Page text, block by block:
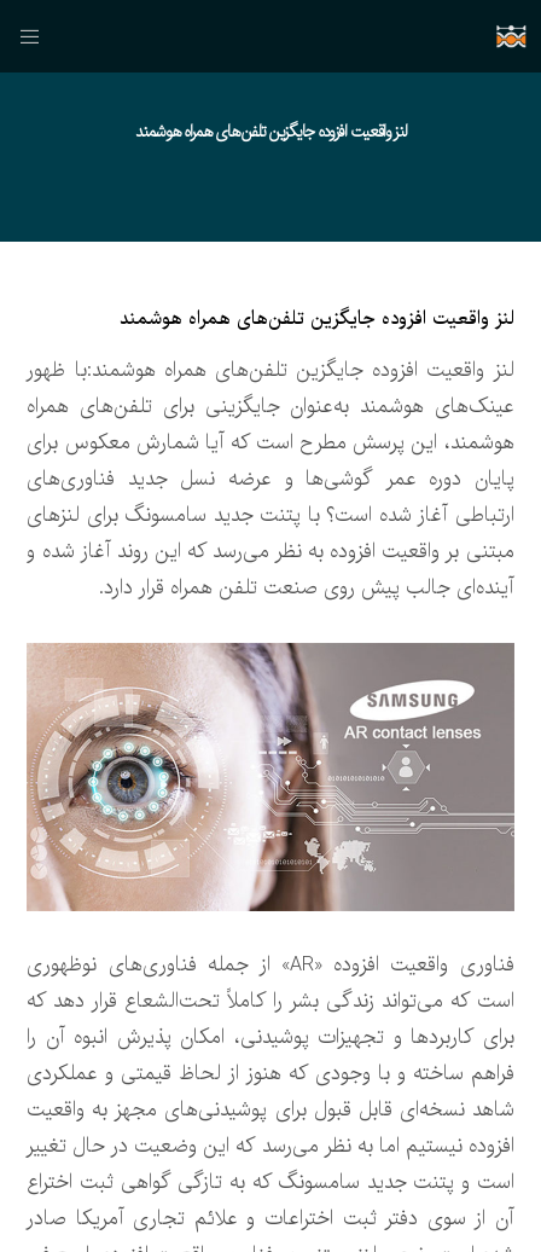
لنز واقعیت افزوده جایگزین تلفن‌های همراه هوشمند
لنز واقعیت افزوده جایگزین تلفن‌های همراه هوشمند
لنز واقعیت افزوده جایگزین تلفن‌های همراه هوشمند:با ظهور
عینک‌های هوشمند به‌عنوان جایگزینی برای تلفن‌های همراه
هوشمند، این پرسش مطرح است که آیا شمارش معکوس برای
پایان دوره عمر گوشی‌ها و عرضه نسل جدید فناوری‌های
ارتباطی آغاز شده است؟ با پتنت جدید سامسونگ برای لنزهای
مبتنی بر واقعیت افزوده به نظر می‌رسد که این روند آغاز شده و
آینده‌ای جالب پیش روی صنعت تلفن همراه قرار دارد.
فناوری واقعیت افزوده «AR» از جمله فناوری‌های نوظهوری
است که می‌تواند زندگی بشر را کاملاً تحت‌الشعاع قرار دهد که
برای کاربردها و تجهیزات پوشیدنی، امکان پذیرش انبوه آن را
فراهم ساخته و با وجودی که هنوز از لحاظ قیمتی و عملکردی
شاهد نسخه‌ای قابل قبول برای پوشیدنی‌های مجهز به واقعیت
افزوده نیستیم اما به نظر می‌رسد که این وضعیت در حال تغییر
است و پتنت جدید سامسونگ که به تازگی گواهی ثبت اختراع
آن از سوی دفتر ثبت اختراعات و علائم تجاری آمریکا صادر